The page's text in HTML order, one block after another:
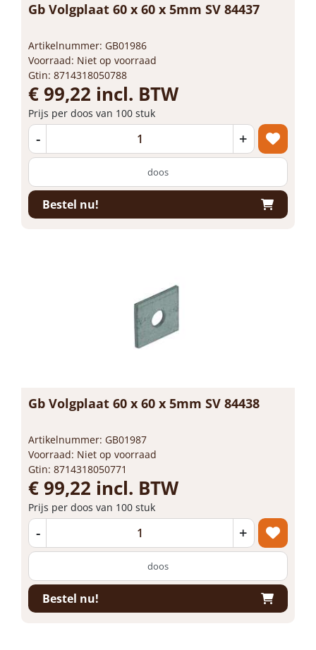
Gb Volgplaat 60 x 60 x 5mm SV 84437
Artikelnummer: GB01986
Voorraad: Niet op voorraad
Gtin: 8714318050788
€ 99,22 incl. BTW
Prijs per doos van 100 stuk
- +
doos
Bestel nu!
Gb Volgplaat 60 x 60 x 5mm SV 84438
Artikelnummer: GB01987
Voorraad: Niet op voorraad
Gtin: 8714318050771
€ 99,22 incl. BTW
Prijs per doos van 100 stuk
- +
doos
Bestel nu!